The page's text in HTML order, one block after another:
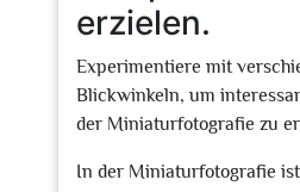
erzielen.
Experimentiere mit
Blickwinkeln, um
der Miniaturfotografie zu
In der Miniaturfotografie